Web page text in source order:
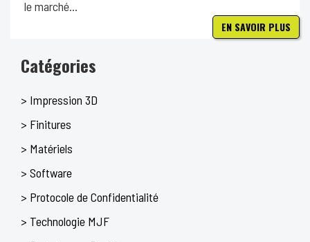
le marché...
EN SAVOIR PLUS
Catégories
> Impression 3D
> Finitures
> Matériels
> Software
> Protocole de Confidentialité
> Technologie MJF